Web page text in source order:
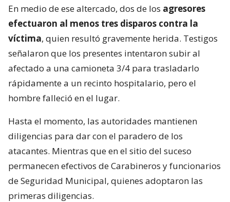
En medio de ese altercado, dos de los agresores
efectuaron al menos tres disparos contra la
víctima, quien resultó gravemente herida. Testigos
señalaron que los presentes intentaron subir al
afectado a una camioneta 3/4 para trasladarlo
rápidamente a un recinto hospitalario, pero el
hombre falleció en el lugar.
Hasta el momento, las autoridades mantienen
diligencias para dar con el paradero de los
atacantes. Mientras que en el sitio del suceso
permanecen efectivos de Carabineros y funcionarios
de Seguridad Municipal, quienes adoptaron las
primeras diligencias.